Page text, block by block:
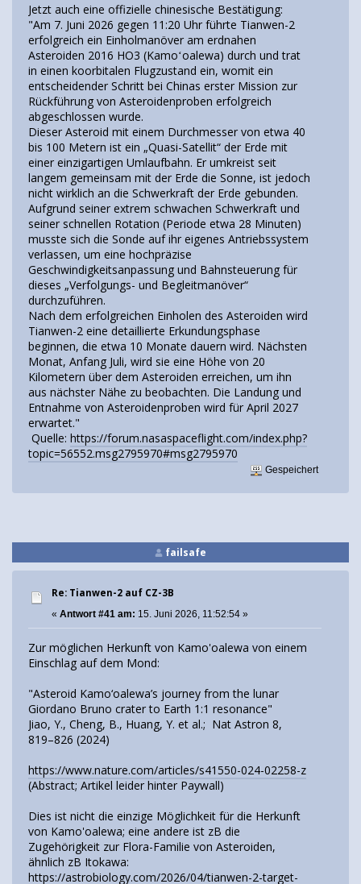
Jetzt auch eine offizielle chinesische Bestätigung:
"Am 7. Juni 2026 gegen 11:20 Uhr führte Tianwen-2
erfolgreich ein Einholmanöver am erdnahen
Asteroiden 2016 HO3 (Kamoʻoalewa) durch und trat
in einen koorbitalen Flugzustand ein, womit ein
entscheidender Schritt bei Chinas erster Mission zur
Rückführung von Asteroidenproben erfolgreich
abgeschlossen wurde.
Dieser Asteroid mit einem Durchmesser von etwa 40
bis 100 Metern ist ein „Quasi-Satellit“ der Erde mit
einer einzigartigen Umlaufbahn. Er umkreist seit
langem gemeinsam mit der Erde die Sonne, ist jedoch
nicht wirklich an die Schwerkraft der Erde gebunden.
Aufgrund seiner extrem schwachen Schwerkraft und
seiner schnellen Rotation (Periode etwa 28 Minuten)
musste sich die Sonde auf ihr eigenes Antriebssystem
verlassen, um eine hochpräzise
Geschwindigkeitsanpassung und Bahnsteuerung für
dieses „Verfolgungs- und Begleitmanöver“
durchzuführen.
Nach dem erfolgreichen Einholen des Asteroiden wird
Tianwen-2 eine detaillierte Erkundungsphase
beginnen, die etwa 10 Monate dauern wird. Nächsten
Monat, Anfang Juli, wird sie eine Höhe von 20
Kilometern über dem Asteroiden erreichen, um ihn
aus nächster Nähe zu beobachten. Die Landung und
Entnahme von Asteroidenproben wird für April 2027
erwartet."
Quelle: https://forum.nasaspaceflight.com/index.php?
topic=56552.msg2795970#msg2795970
Gespeichert
failsafe
Re: Tianwen-2 auf CZ-3B
« Antwort #41 am: 15. Juni 2026, 11:52:54 »
Zur möglichen Herkunft von Kamo'oalewa von einem
Einschlag auf dem Mond:
"Asteroid Kamo‘oalewa’s journey from the lunar
Giordano Bruno crater to Earth 1:1 resonance"
Jiao, Y., Cheng, B., Huang, Y. et al.; Nat Astron 8,
819–826 (2024)
https://www.nature.com/articles/s41550-024-02258-z
(Abstract; Artikel leider hinter Paywall)
Dies ist nicht die einzige Möglichkeit für die Herkunft
von Kamo'oalewa; eine andere ist zB die
Zugehörigkeit zur Flora-Familie von Asteroiden,
ähnlich zB Itokawa:
https://astrobiology.com/2026/04/tianwen-2-target-